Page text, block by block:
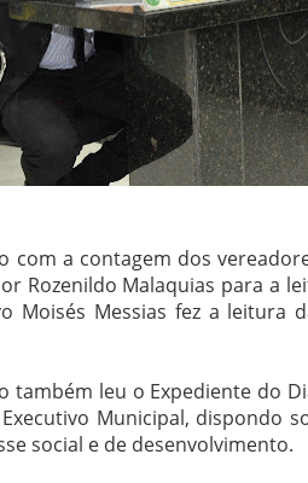
com a contagem dos
Rozenildo Malaquias para a
Moisés Messias fez a leitura
também leu o Expediente do
Executivo Municipal, dispondo
social e de desenvolvimento.